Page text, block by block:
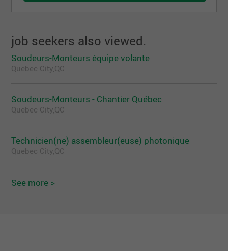
job seekers also viewed.
Soudeurs-Monteurs équipe volante
Quebec City,QC
Soudeurs-Monteurs - Chantier Québec
Quebec City,QC
Technicien(ne) assembleur(euse) photonique
Quebec City,QC
See more >